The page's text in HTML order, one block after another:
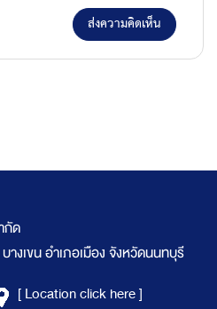
ส่งความคิดเห็น
กัด
างเขน อำเภอเมือง จังหวัดนนทบุรี
[ Location click here ]